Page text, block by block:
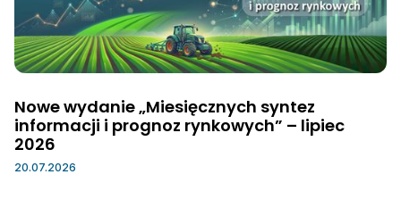
Nowe wydanie „Miesięcznych syntez
informacji i prognoz rynkowych” – lipiec
2026
20.07.2026